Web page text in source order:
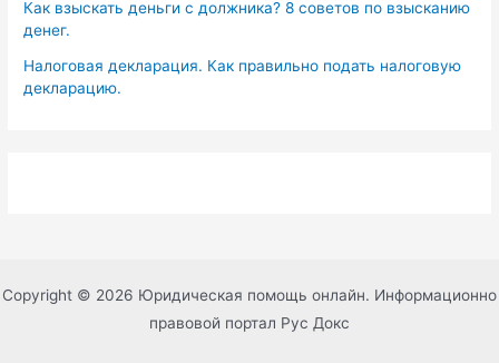
Как взыскать деньги с должника? 8 советов по взысканию
денег.
Налоговая декларация. Как правильно подать налоговую
декларацию.
Copyright © 2026 Юридическая помощь онлайн. Информационно
правовой портал Рус Докс